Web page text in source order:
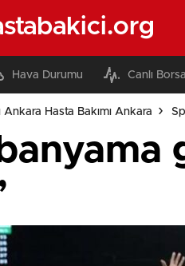
Hava Durumu Canlı Borsa
Ankara Hasta Bakımı Ankara